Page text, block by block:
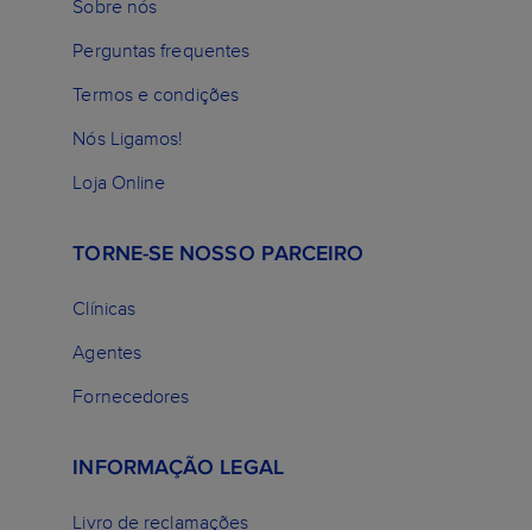
Sobre nós
Perguntas frequentes
Termos e condições
Nós Ligamos!
Loja Online
TORNE-SE NOSSO PARCEIRO
Clínicas
Agentes
Fornecedores
INFORMAÇÃO LEGAL
Livro de reclamações